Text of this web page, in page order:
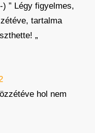
” Légy figyelmes,
tartalma
„
hol nem